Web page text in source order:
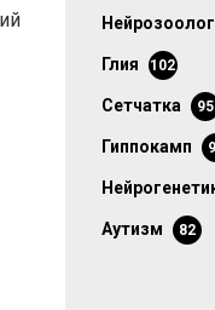
глия 102
сетчатка 95
гиппокамп
аутизм 82